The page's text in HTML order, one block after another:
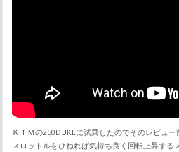
ＫＴＭの250DUKEに試乗したのでそのレビュー
スロットルをひねれば気持ち良く回転上昇する